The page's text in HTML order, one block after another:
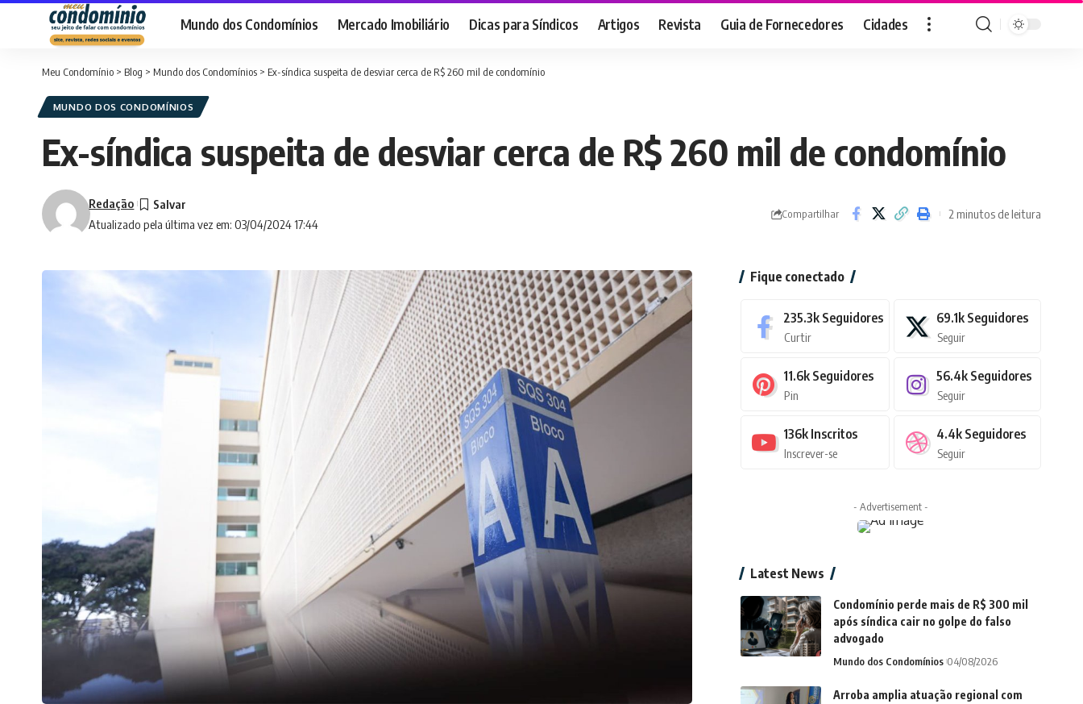
Mundo dos Condomínios Mercado Imobiliário Dicas para Síndicos Artigos Revista Guia de Fornecedores Cidades
Meu Condomínio > Blog > Mundo dos Condomínios > Ex-síndica suspeita de desviar cerca de R$ 260 mil de condomínio
MUNDO DOS CONDOMÍNIOS
Ex-síndica suspeita de desviar cerca de R$ 260 mil de condomínio
Atualizado pela última vez em: 03/04/2024 17:44
Redação
Compartilhar 2 minutos de leitura
Fique conectado
235.3k Seguidores
Curtir
69.1k Seguidores
Seguir
11.6k Seguidores
Pin
56.4k Seguidores
Seguir
136k Inscritos
Inscrever-se
4.4k Seguidores
Seguir
- Advertisement -
Latest News
Condomínio perde mais de R$ 300 mil
após síndica cair no golpe do falso
advogado
Mundo dos Condomínios 04/08/2026
Arroba amplia atuação regional com